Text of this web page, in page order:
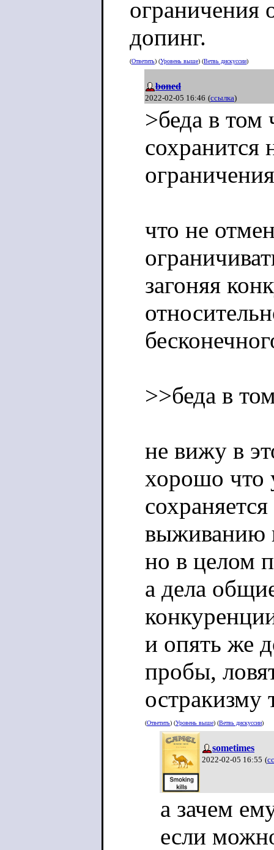
ограничения
допинг.
(Ответить) (Уровень выше) (Ветвь дискуссии)
boned
2022-02-05 16:46 (ссылка)
>беда в том
сохранится
что не
загоняя
>>беда в
не вижу в
хорошо что
выживанию
но в целом
а дела
и опять же
пробы,
остракизму
(Ответить) (Уровень выше) (Ветвь дискуссии)
sometimes
2022-02-05 16:55 (
а зачем
если